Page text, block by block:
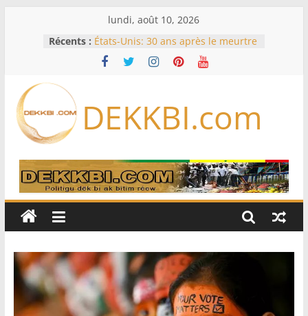
lundi, août 10, 2026
Récents : États-Unis: 30 ans après le meurtre
de Tupac Shakur, un ex-chef de
gang devant la justice lors d’un
Concacaf et l’AFC veulent rallier « la
famille du football »
urnes
Éclipse solaire du 12 août: les
meilleurs endroits pour l’observer
en Europe, en Amérique du Nord
États-Unis: à court de munitions, le
de l’armement d’accélérer sa
production
DEKKBI.com